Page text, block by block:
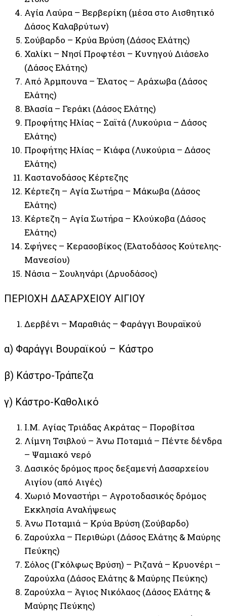
Αγία Λαύρα – Βερβερίκη (μέσα στο Αισθητικό
Δάσος Καλαβρύτων)
Σούβαρδο – Κρύα Βρύση (Δάσος Ελάτης)
Χαλίκι – Νησί Προφτέσι – Κυνηγού Διάσελο
(Δάσος Ελάτης)
Από Άρμπουνα – Έλατος – Αράχωβα (Δάσος
Ελάτης)
Βλασία – Γεράκι (Δάσος Ελάτης)
Προφήτης Ηλίας – Σαϊτά (Λυκούρια – Δάσος
Ελάτης)
Προφήτης Ηλίας – Κιάφα (Λυκούρια – Δάσος
Ελάτης)
Καστανοδάσος Κέρτεζης
Κέρτεζη – Αγία Σωτήρα – Μάκωβα (Δάσος
Ελάτης)
Κέρτεζη – Αγία Σωτήρα – Κλούκοβα (Δάσος
Ελάτης)
Σφήνες – Κερασοβίκος (Ελατοδάσος Κούτελης-
Μανεσίου)
Νάσια – Σουληνάρι (Δρυοδάσος)
ΠΕΡΙΟΧΗ ΔΑΣΑΡΧΕΙΟΥ ΑΙΓΙΟΥ
Δερβένι – Μαραθιάς – Φαράγγι Βουραϊκού
α) Φαράγγι Βουραϊκού – Κάστρο
β) Κάστρο-Τράπεζα
γ) Κάστρο-Καθολικό
Ι.Μ. Αγίας Τριάδας Ακράτας – Ποροβίτσα
Λίμνη Τσιβλού – Άνω Ποταμιά – Πέντε δένδρα
– Ψαμιακό νερό
Δασικός δρόμος προς δεξαμενή Δασαρχείου
Αιγίου (από Αιγές)
Χωριό Μοναστήρι – Αγροτοδασικός δρόμος
Εκκλησία Αναλήψεως
Άνω Ποταμιά – Κρύα Βρύση (Σούβαρδο)
Ζαρούχλα – Περιθώρι (Δάσος Ελάτης & Μαύρης
Πεύκης)
Σόλος (Γκόλφως Βρύση) – Ριζανά – Κρυονέρι –
Ζαρούχλα (Δάσος Ελάτης & Μαύρης Πεύκης)
Ζαρούχλα – Άγιος Νικόλαος (Δάσος Ελάτης &
Μαύρης Πεύκης)